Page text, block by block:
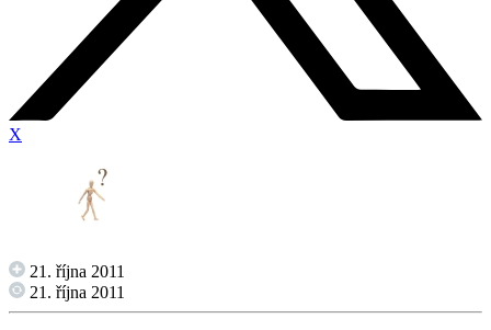
X
21. října 2011
21. října 2011